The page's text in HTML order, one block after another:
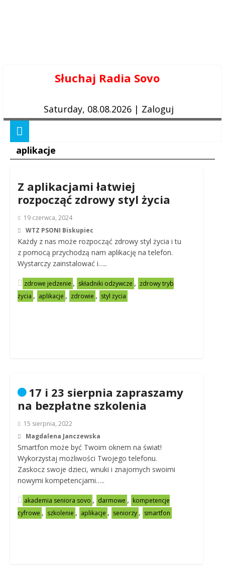
Słuchaj Radia Sovo
Saturday, 08.08.2026 | Zaloguj
aplikacje
Z aplikacjami łatwiej
rozpocząć zdrowy styl życia
19 czerwca, 2024
WTZ PSONI Biskupiec
Każdy z nas może rozpocząć zdrowy styl życia i tu
z pomocą przychodzą nam aplikację na telefon.
Wystarczy zainstalować i…..
zdrowe jedzenie , składniki odżywcze , zdrowy tryb
życia , aplikacje , zdrowie , styl życia
17 i 23 sierpnia zapraszamy
na bezpłatne szkolenia
15 sierpnia, 2022
Magdalena Janczewska
Smartfon może być Twoim oknem na świat!
Wykorzystaj możliwości Twojego telefonu.
Zaskocz swoje dzieci, wnuki i znajomych swoimi
nowymi kompetencjami…..
akademia seniora sovo , darmowe , kompetencje
cyfrowe , szkolenie , aplikacje , seniorzy , smartfon